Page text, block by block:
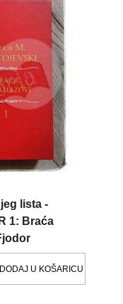
lista -
1: Braća
DODAJ U KOŠARICU